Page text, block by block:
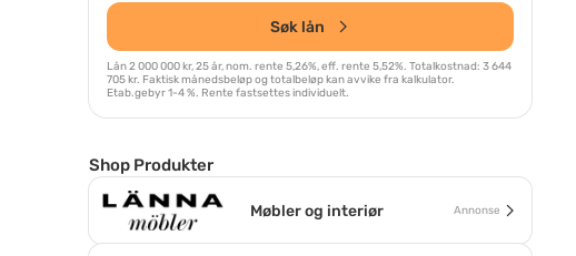
Søk lån
Lån 2 000 000 kr, 25 år, nom. rente 5,26%, eff. rente 5,52%. Totalkostnad: 3 644
705 kr. Faktisk månedsbeløp og totalbeløp kan avvike fra kalkulator.
Etab.gebyr 1-4 %. Rente fastsettes individuelt.
Shop Produkter
Møbler og interiør Annonse